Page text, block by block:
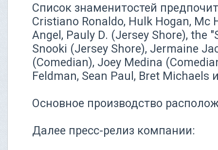
Список знаменитостей
Cristiano Ronaldo, Hulk Hogan, Mc
Angel, Pauly D. (Jersey Shore), the
Snooki (Jersey Shore), Jermaine
(Comedian), Joey Medina
Feldman, Sean Paul, Bret Michaels
Основное производство
Далее пресс-релиз компании: